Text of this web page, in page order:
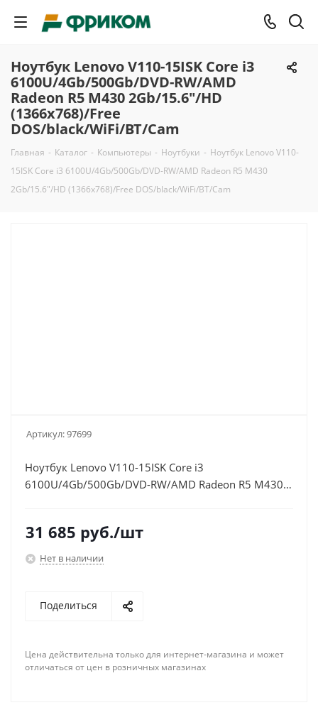
Ноутбук Lenovo V110-15ISK Core i3
6100U/4Gb/500Gb/DVD-RW/AMD
Radeon R5 M430 2Gb/15.6"/HD
(1366x768)/Free
DOS/black/WiFi/BT/Cam
Главная - Каталог - Компьютеры - Ноутбуки - Ноутбук Lenovo V110-
15ISK Core i3 6100U/4Gb/500Gb/DVD-RW/AMD Radeon R5 M430
2Gb/15.6"/HD (1366x768)/Free DOS/black/WiFi/BT/Cam
Артикул:97699
Ноутбук Lenovo V110-15ISK Core i3
6100U/4Gb/500Gb/DVD-RW/AMD Radeon R5 M430
31 685 руб./шт
Нет в наличии
Поделиться
Цена действительна только для интернет-магазина и может
отличаться от цен в розничных магазинах